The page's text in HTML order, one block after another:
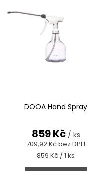
Abecedně
ý
DOOA Hand Spray
709,92 Kč bez DPH
859 Kč / ks
Měrná
cena:
859 Kč / 1 ks